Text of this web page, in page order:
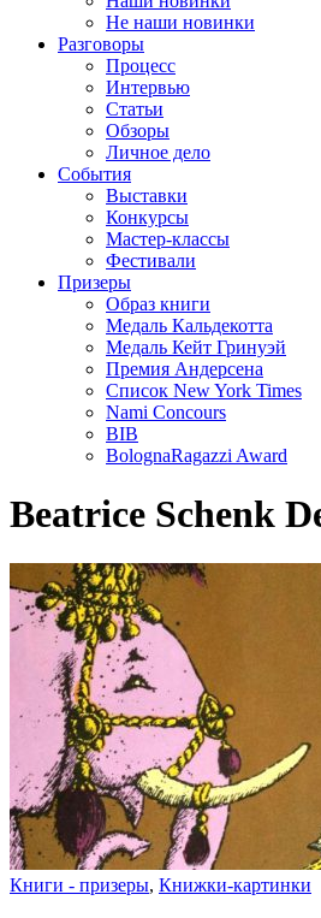
Не наши новинки
Разговоры
Процесс
Интервью
Статьи
Обзоры
Личное дело
События
Выставки
Конкурсы
Мастер-классы
Фестивали
Призеры
Образ книги
Медаль Кальдекотта
Медаль Кейт Гринуэй
Премия Андерсена
Список New York Times
Nami Concours
BIB
BolognaRagazzi Award
Beatrice Schenk
Книги - призеры, Книжки-картинки